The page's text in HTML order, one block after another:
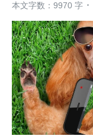
本文字数：9970 字